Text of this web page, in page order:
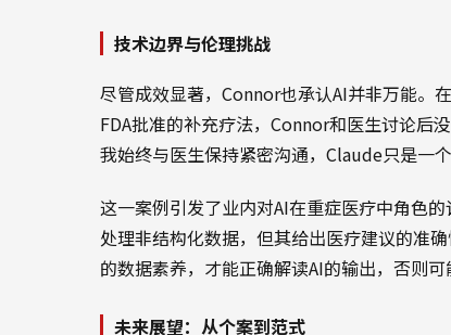
技术边界与伦理挑战
尽管成效显著，Connor也承认AI并非万能。
FDA批准的补充疗法，Connor和医生讨论后
我始终与医生保持紧密沟通，Claude只是一
这一案例引发了业内对AI在重症医疗中角色
处理非结构化数据，但其给出医疗建议的准
的数据素养，才能正确解读AI的输出，否则可
未来展望：从个案到范式